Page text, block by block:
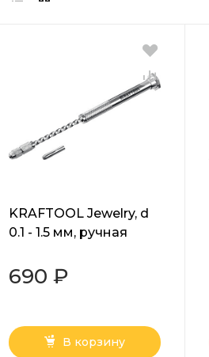
KRAFTOOL Jewelry, d
0.1 - 1.5 мм, ручная
690 ₽
В корзину